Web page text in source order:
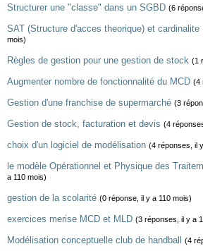
Structurer une "classe" dans un SGBD (6
SAT (Structure d'acces theorique) et cardinalite
mois)
Règles de gestion pour une gestion de stock (1
Augmenter nombre de fonctionnalité du MCD (4
Gestion d'une franchise de supermarché (3
Gestion de stock, facturation et devis (4
choix d'un logiciel de modélisation (4 réponses, il
le modèle Opérationnel et Physique des
a 110 mois)
gestion de la scolarité (0 réponse, il y a 110 mois)
exercices merise MCD et MLD (3 réponses, il y a
Modélisation conceptuelle club de handball (4